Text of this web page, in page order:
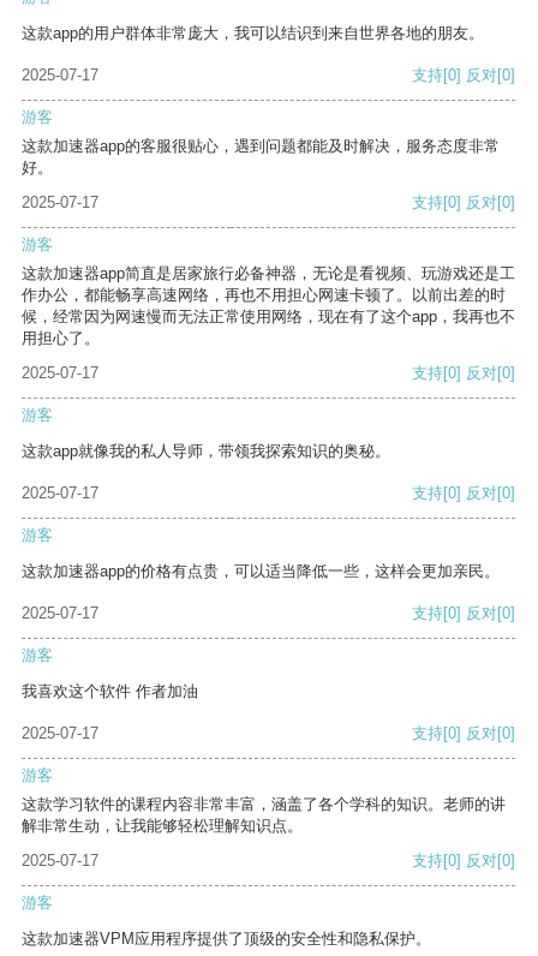
这款app的用户群体非常庞大，我可以结识到来自世界各地的朋友。
2025-07-17 支持[0] 反对[0]
游客
这款加速器app的客服很贴心，遇到问题都能及时解决，服务态度非常
好。
2025-07-17
支持[0] 反对[0]
游客
这款加速器app简直是居家旅行必备神器，无论是看视频、玩游戏还是工
作办公，都能畅享高速网络，再也不用担心网速卡顿了。以前出差的时
候，经常因为网速慢而无法正常使用网络，现在有了这个app，我再也不
用担心了。
2025-07-17
支持[0] 反对[0]
游客
这款app就像我的私人导师，带领我探索知识的奥秘。
2025-07-17 支持[0] 反对[0]
游客
这款加速器app的价格有点贵，可以适当降低一些，这样会更加亲民。
2025-07-17 支持[0] 反对[0]
游客
我喜欢这个软件 作者加油
2025-07-17 支持[0] 反对[0]
游客
这款学习软件的课程内容非常丰富，涵盖了各个学科的知识。老师的讲
解非常生动，让我能够轻松理解知识点。
2025-07-17
支持[0] 反对[0]
游客
这款加速器VPM应用程序提供了顶级的安全性和隐私保护。